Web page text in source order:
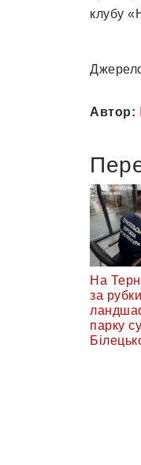
клубу
Автор:
На
за
парку